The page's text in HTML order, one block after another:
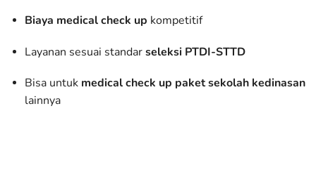
Biaya medical check up kompetitif
Layanan sesuai standarseleksi PTDI-STTD
Bisa untuk medical check up paket sekolah kedinasan
lainnya